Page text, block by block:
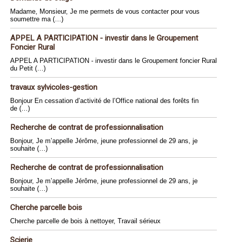
Madame, Monsieur, Je me permets de vous contacter pour vous
soumettre ma (…)
APPEL A PARTICIPATION - investir dans le Groupement
Foncier Rural
APPEL A PARTICIPATION - investir dans le Groupement foncier Rural
du Petit (…)
travaux sylvicoles-gestion
Bonjour En cessation d’activité de l’Office national des forêts fin
de (…)
Recherche de contrat de professionnalisation
Bonjour, Je m’appelle Jérôme, jeune professionnel de 29 ans, je
souhaite (…)
Recherche de contrat de professionnalisation
Bonjour, Je m’appelle Jérôme, jeune professionnel de 29 ans, je
souhaite (…)
Cherche parcelle bois
Cherche parcelle de bois à nettoyer, Travail sérieux
Scierie